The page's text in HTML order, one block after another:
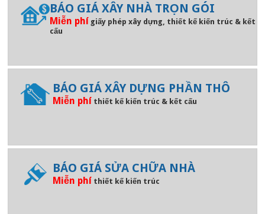
BÁO GIÁ XÂY NHÀ TRỌN GÓI
Miễn phí giấy phép xây dựng, thiết kế kiến trúc & kết
cấu
BÁO GIÁ XÂY DỰNG PHẦN THÔ
Miễn phí thiết kế kiến trúc & kết cấu
BÁO GIÁ SỬA CHỮA NHÀ
Miễn phí thiết kế kiến trúc